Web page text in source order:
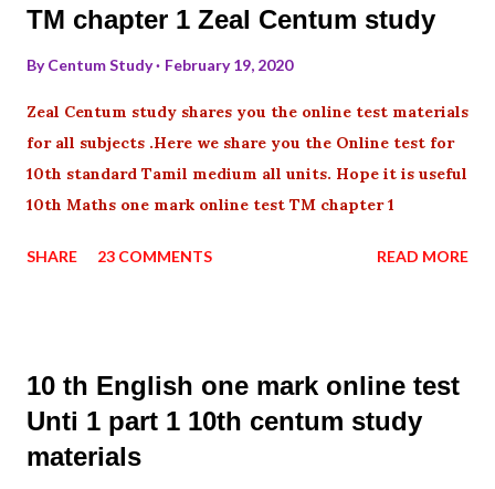
TM chapter 1 Zeal Centum study
ByCentum Study February 19, 2020
Zeal Centum study shares you the online test materials
for all subjects .Here we share you the Online test for
10th standard Tamil medium all units. Hope it is useful
10th Maths one mark online test TM chapter 1
SHARE 23 COMMENTS READ MORE
10 th English one mark online test
Unti 1 part 1 10th centum study
materials